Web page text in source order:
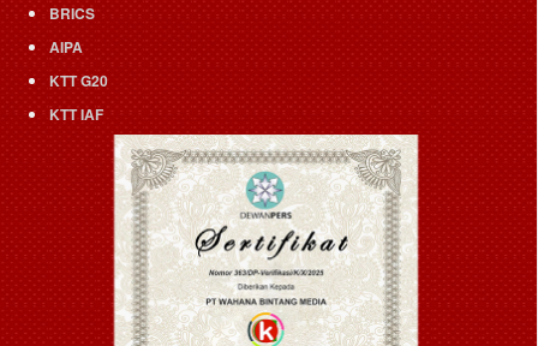
BRICS
AIPA
KTT G20
KTT IAF